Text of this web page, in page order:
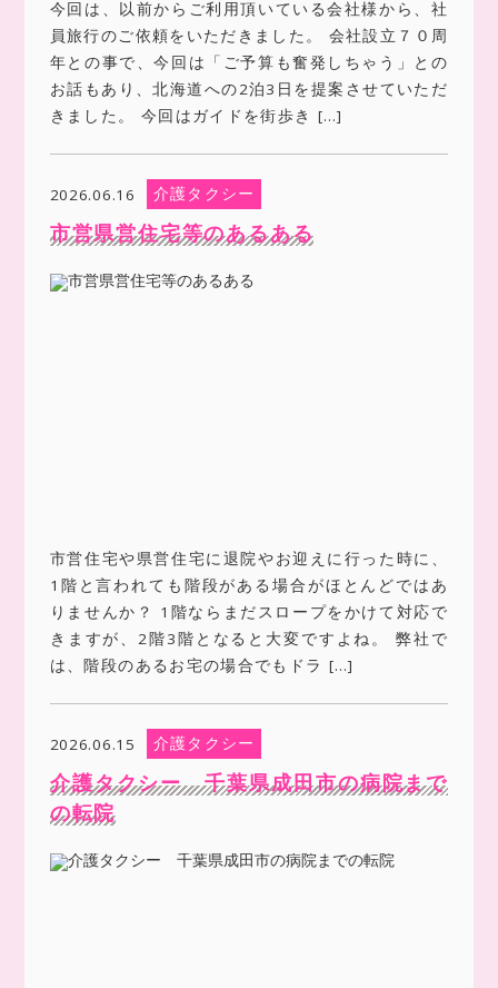
今回は、以前からご利用頂いている会社様から、社
員旅行のご依頼をいただきました。 会社設立７０周
年との事で、今回は「ご予算も奮発しちゃう」との
お話もあり、北海道への2泊3日を提案させていただ
きました。 今回はガイドを街歩き […]
2026.06.16 介護タクシー
市営県営住宅等のあるある
市営住宅や県営住宅に退院やお迎えに行った時に、
1階と言われても階段がある場合がほとんどではあ
りませんか？ 1階ならまだスロープをかけて対応で
きますが、2階3階となると大変ですよね。 弊社で
は、階段のあるお宅の場合でもドラ […]
2026.06.15 介護タクシー
介護タクシー 千葉県成田市の病院まで
の転院